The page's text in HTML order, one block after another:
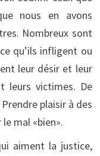
nous en avons
Nombreux sont
qu’ils infligent ou
leur désir et leur
leurs victimes. De
plaisir à des
mal «bien».
aiment la justice,